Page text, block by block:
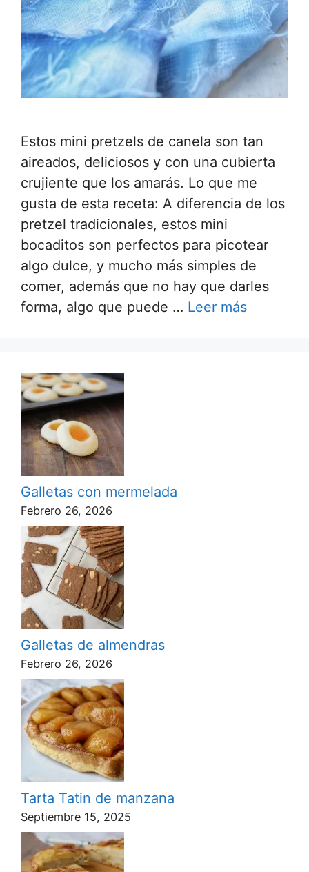
Estos mini pretzels de canela son tan
aireados, deliciosos y con una cubierta
crujiente que los amarás. Lo que me
gusta de esta receta: A diferencia de los
pretzel tradicionales, estos mini
bocaditos son perfectos para picotear
algo dulce, y mucho más simples de
comer, además que no hay que darles
forma, algo que puede … Leer más
Galletas con mermelada
Febrero 26, 2026
Galletas de almendras
Febrero 26, 2026
Tarta Tatin de manzana
Septiembre 15, 2025